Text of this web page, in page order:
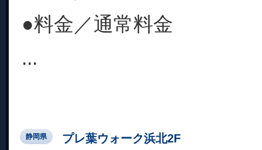
●料金／通常料金
...
静岡県 プレ葉ウォーク浜北2F